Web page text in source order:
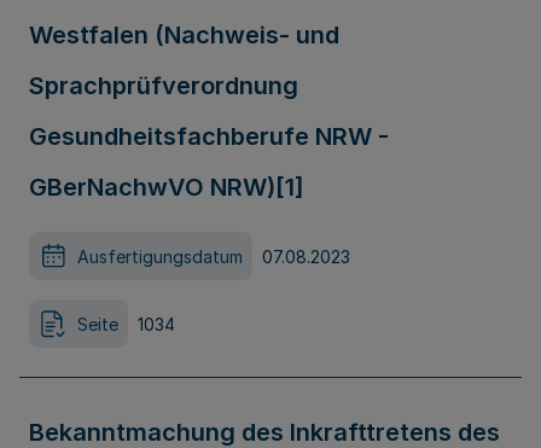
Westfalen (Nachweis- und
Sprachprüfverordnung
Gesundheitsfachberufe NRW -
GBerNachwVO NRW)[1]
Ausfertigungsdatum 07.08.2023
Seite 1034
Bekanntmachung des Inkrafttretens des